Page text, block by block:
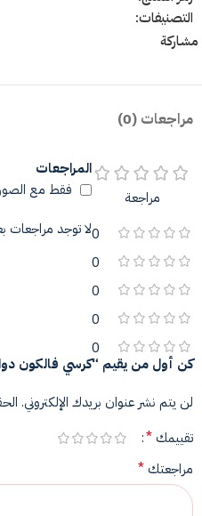
التصنيفات:
مشاركة
مراجعات (0)
مراجعة
0
0
0
0
0
المراجعات
فقط مع
لا توجد مراجعات
كن أول من يقيم “كرسي فالكون
لن يتم نشر عنوان بريدك الإلكتروني.
تقييمك *
مراجعتك *